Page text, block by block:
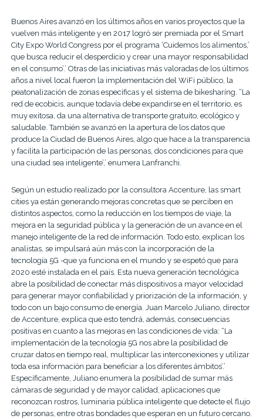
Buenos Aires avanzó en los últimos años en varios proyectos que la
vuelven más inteligente y en 2017 logró ser premiada por el Smart
City Expo World Congress por el programa ‘Cuidemos los alimentos,’
que busca reducir el desperdicio y crear una mayor responsabilidad
en el consumo’.’ Otras de las iniciativas más valoradas de los últimos
años a nivel local fueron la implementación del WiFi público, la
peatonalización de zonas específicas y el sistema de bikesharíng. “La
red de ecobicis, aunque todavía debe expandirse en el territorio, es
muy exitosa, da una alternativa de transporte gratuito, ecológico y
saludable. También se avanzó en la apertura de los datos que
produce la Ciudad de Buenos Aires, algo que hace a la transparencia
y facilita la participación de las personas, dos condiciones para que
una ciudad sea inteligente’,’ enumera Lanfranchi.
Según un estudio realizado por la consultora Accenture, las smart
cities ya están generando mejoras concretas que se perciben en
distintos aspectos, como la reducción en los tiempos de viaje, la
mejora en la seguridad pública y la generación de un avance en el
manejo inteligente de la red de información. Todo esto, explican los
analistas, se impulsará aún más con la incorporación de la
tecnología 5G -que ya funciona en el mundo y se espetó que para
2020 esté instalada en el país. Esta nueva generación tecnológica
abre la posibilidad de conectar más dispositivos a mayor velocidad
para generar mayor confiabilidad y priorización de la información, y
todo con un bajo consumo de energía. Juan Marcelo Juliano, director
de Accenture, explica que esto tendrá, además, consecuencias
positivas en cuanto a las mejoras en las condiciones de vida: “La
implementación de la tecnología 5G nos abre la posibilidad de
cruzar datos en tiempo real, multiplicar las interconexiones y utilizar
toda esa información para beneficiar a los diferentes ámbitos’.’
Específicamente, Juliano enumera la posibilidad de sumar más
cámaras de seguridad y de mayor calidad, aplicaciones que
reconozcan rostros, luminaria pública inteligente que detecte el flujo
de personas, entre otras bondades que esperan en un futuro cercano.